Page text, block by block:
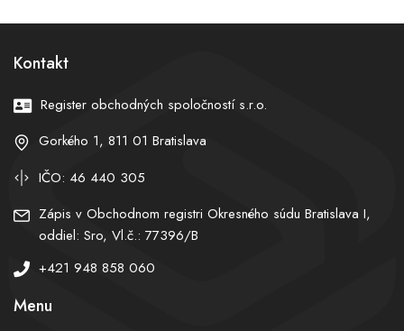
Kontakt
Register obchodných spoločností s.r.o.
Gorkého 1, 811 01 Bratislava
IČO: 46 440 305
Zápis v Obchodnom registri Okresného súdu Bratislava I,
oddiel: Sro, Vl.č.: 77396/B
+421 948 858 060
Menu